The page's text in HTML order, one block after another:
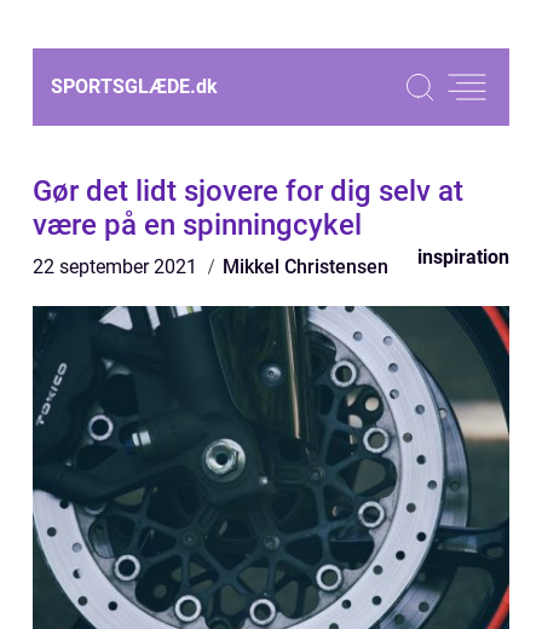
SPORTSGLÆDE.dk
Gør det lidt sjovere for dig selv at
være på en spinningcykel
22 september 2021 Mikkel Christensen inspiration